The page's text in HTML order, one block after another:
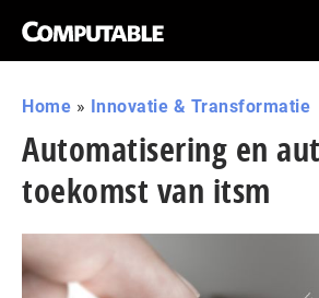
Home » Innovatie & Transformatie
Automatisering en
toekomst van itsm